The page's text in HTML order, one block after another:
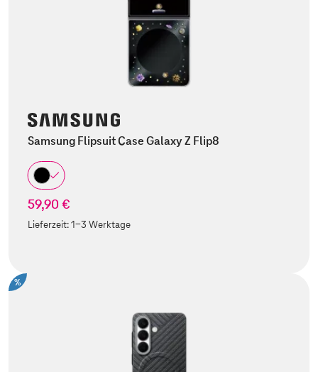
Samsung Flipsuit Case Galaxy Z Flip8
59,90 €
Lieferzeit:1-3 Werktage
%